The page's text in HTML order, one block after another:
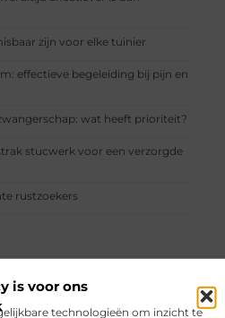
is voor ons
technologieën om inzicht te
zijn voor elke tuinier
effectieve begeleiding bij pijn en
wat heeft prioriteit?
stucwerk voor een verzorgde
rustzoekers